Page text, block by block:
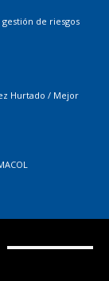
de riesgos
Hurtado / Mejor